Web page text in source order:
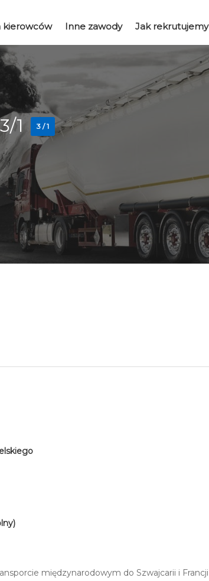
kierowców Inne zawody Jak rekrutujemy
1 3 / 1
międzynarodowym do Szwajcarii i Francji